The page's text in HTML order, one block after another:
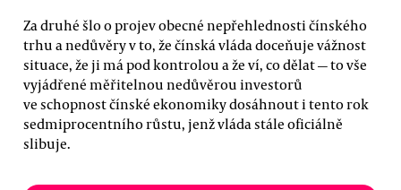
Za druhé šlo o projev obecné nepřehlednosti čínského
trhu a nedůvěry v to, že čínská vláda doceňuje vážnost
situace, že ji má pod kontrolou a že ví, co dělat — to vše
vyjádřené měřitelnou nedůvěrou investorů
ve schopnost čínské ekonomiky dosáhnout i tento rok
sedmiprocentního růstu, jenž vláda stále oficiálně
slibuje.